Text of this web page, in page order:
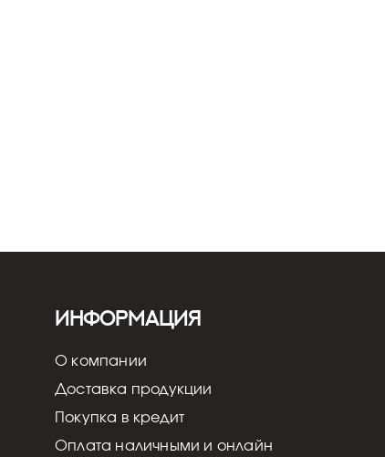
Информация
О компании
Доставка продукции
Покупка в кредит
Оплата наличными и онлайн